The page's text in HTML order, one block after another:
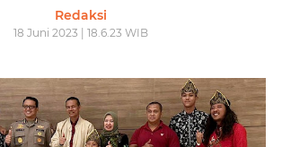
Redaksi
18 Juni 2023 | 18.6.23 WIB